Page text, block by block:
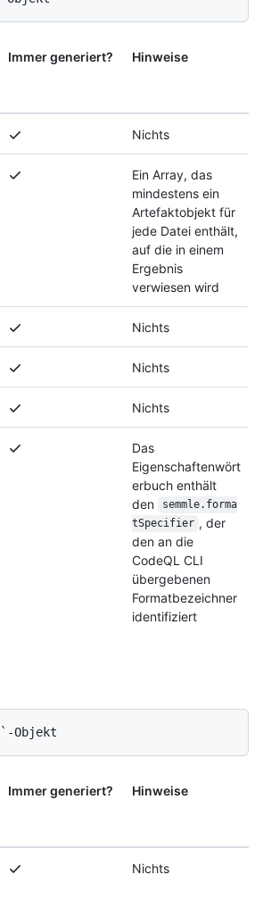
Immer generiert? Hinweise
Nichts
Ein Array, das
mindestens ein
Artefaktobjekt für
jede Datei enthält,
auf die in einem
Ergebnis
verwiesen wird
Nichts
Nichts
Nichts
Das
Eigenschaftenwört
erbuch enthält
den
semmle.forma
tSpecifier , der
den an die
CodeQL CLI
übergebenen
Formatbezeichner
identifiziert
Immer generiert? Hinweise
Nichts